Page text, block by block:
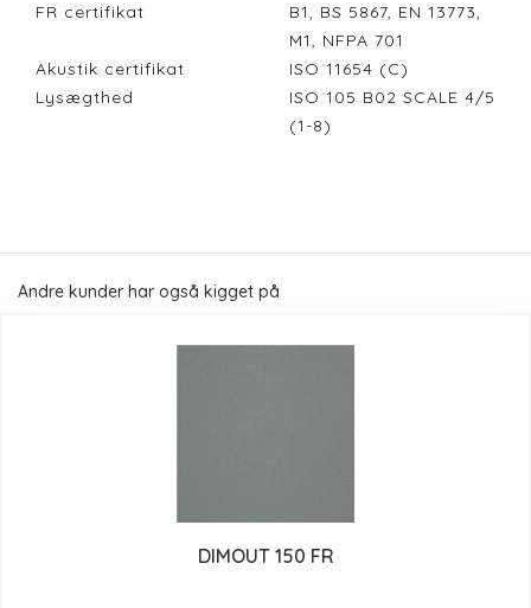
FR certifikat
B1, BS 5867, EN 13773,
M1, NFPA 701
Akustik certifikat
ISO 11654 (C)
Lysægthed
ISO 105 B02 SCALE 4/5
(1-8)
Andre kunder har også kigget på
DIMOUT 150 FR